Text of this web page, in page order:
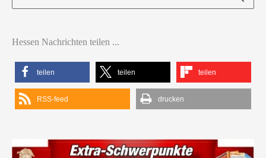
nach:
Hessen Nachrichten teilen ...
teilen teilen teilen
RSS-feed drucken